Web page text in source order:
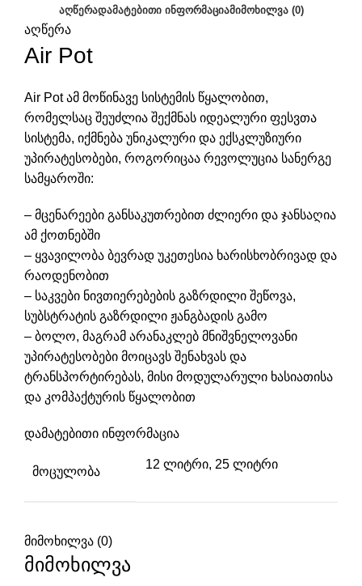
ᲐᲦᲬᲔᲠᲐᲓᲐᲛᲐᲢᲔᲑᲘᲗᲘ ᲘᲜᲤᲝᲠᲛᲐᲪᲘᲐᲛᲘᲛᲝᲮᲘᲚᲕᲐ (0)
აღწერა
Air Pot
Air Pot ამ მოწინავე სისტემის წყალობით,
რომელსაც შეუძლია შექმნას იდეალური ფესვთა
სისტემა, იქმნება უნიკალური და ექსკლუზიური
უპირატესობები, როგორიცაა რევოლუცია სანერგე
სამყაროში:
– მცენარეები განსაკუთრებით ძლიერი და ჯანსაღია
ამ ქოთნებში
– ყვავილობა ბევრად უკეთესია ხარისხობრივად და
რაოდენობით
– საკვები ნივთიერებების გაზრდილი შეწოვა,
სუბსტრატის გაზრდილი ჟანგბადის გამო
– ბოლო, მაგრამ არანაკლებ მნიშვნელოვანი
უპირატესობები მოიცავს შენახვას და
ტრანსპორტირებას, მისი მოდულარული ხასიათისა
და კომპაქტურის წყალობით
დამატებითი ინფორმაცია
ᲛᲝᲪᲣᲚᲝᲑᲐ
12 ლიტრი, 25 ლიტრი
მიმოხილვა (0)
მიმოხილვა